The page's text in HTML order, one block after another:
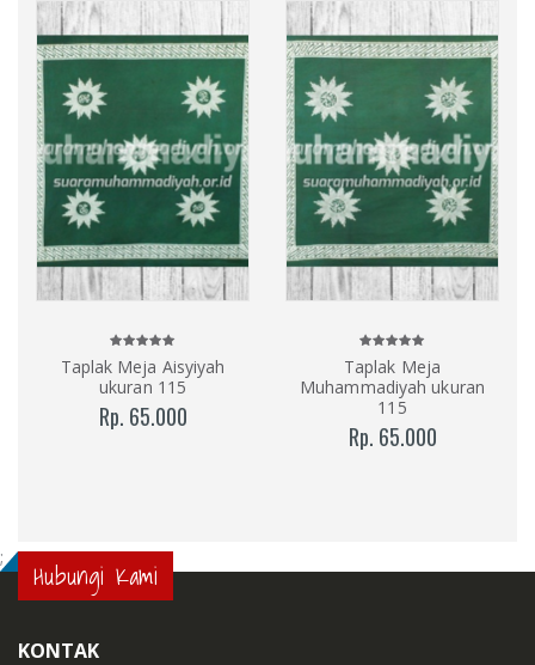
Taplak Meja Aisyiyah
ukuran 115
Rp. 65.000
Taplak Meja
Muhammadiyah ukuran
115
Rp. 65.000
; Hubungi Kami
KONTAK